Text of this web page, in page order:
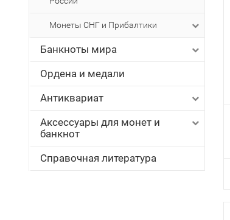
Монеты СНГ и Прибалтики
Банкноты мира
Ордена и медали
Антиквариат
Аксессуары для монет и
банкнот
Справочная литература